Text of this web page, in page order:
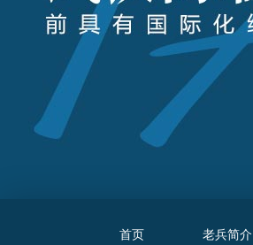
首页 老兵简介